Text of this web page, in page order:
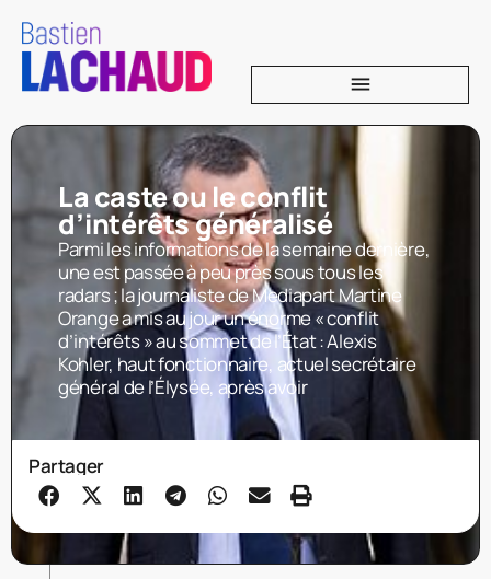
La caste ou le conflit
d’intérêts généralisé
Parmi les informations de la semaine dernière,
une est passée à peu près sous tous les
radars ; la journaliste de Mediapart Martine
Orange a mis au jour un énorme « conflit
d’intérêts » au sommet de l’État : Alexis
Kohler, haut fonctionnaire, actuel secrétaire
général de l’Élysée, après avoir
Partager